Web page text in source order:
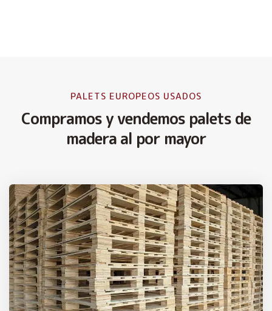
PALETS EUROPEOS USADOS
Compramos y vendemos palets de
madera al por mayor